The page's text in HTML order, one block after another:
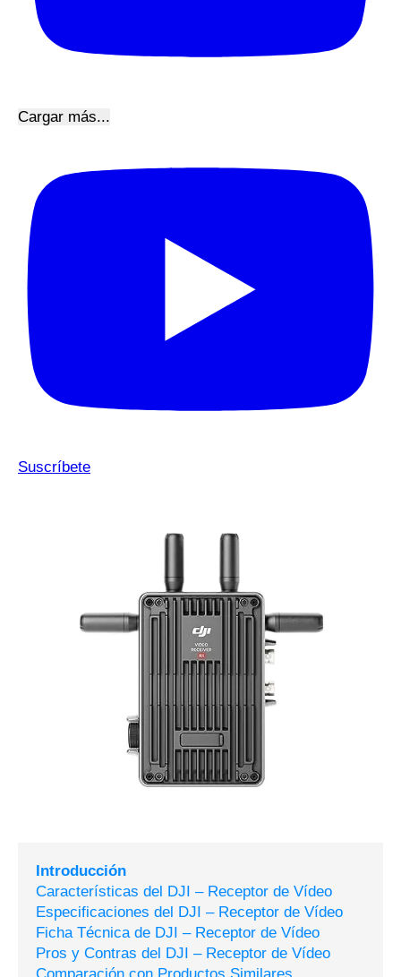
Cargar más...
Suscríbete
Introducción
Características del DJI – Receptor de Vídeo
Especificaciones del DJI – Receptor de Vídeo
Ficha Técnica de DJI – Receptor de Vídeo
Pros y Contras del DJI – Receptor de Vídeo